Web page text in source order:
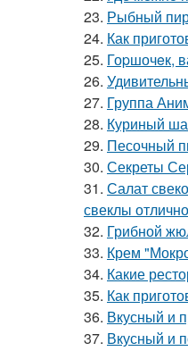
23. Рыбный
24. Как
25. Гоpшочeк,
26.
27. Группа
28. Куриный
29. Песочный
30. Секреты
31. Салат
свеклы
32. Грибной
33. Крем
34. Какие
35. Как
36. Вкусный и
37. Вкусный и